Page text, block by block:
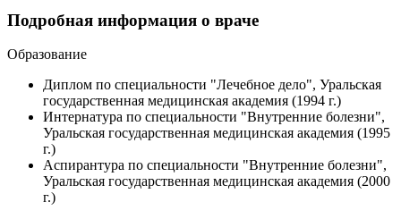
Подробная информация о враче
Образование
Диплом по специальности "Лечебное дело", Уральская
государственная медицинская академия (1994 г.)
Интернатура по специальности "Внутренние болезни",
Уральская государственная медицинская академия (1995
г.)
Аспирантура по специальности "Внутренние болезни",
Уральская государственная медицинская академия (2000
г.)